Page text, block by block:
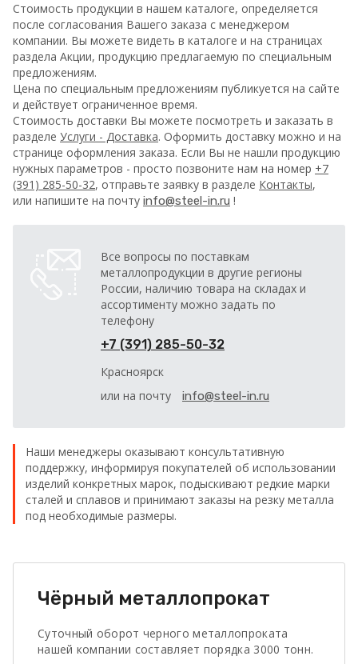
Стоимость продукции в нашем каталоге, определяется
после согласования Вашего заказа с менеджером
компании. Вы можете видеть в каталоге и на страницах
раздела Акции, продукцию предлагаемую по специальным
предложениям.
Цена по специальным предложениям публикуется на сайте
и действует ограниченное время.
Стоимость доставки Вы можете посмотреть и заказать в
разделе Услуги - Доставка. Оформить доставку можно и на
странице оформления заказа. Если Вы не нашли продукцию
нужных параметров - просто позвоните нам на номер +7
(391) 285-50-32, отправьте заявку в разделе Контакты,
или напишите на почту info@steel-in.ru !
Все вопросы по поставкам
металлопродукции в другие регионы
России, наличию товара на складах и
ассортименту можно задать по
телефону
+7 (391) 285-50-32
Красноярск
или на почту
info@steel-in.ru
Наши менеджеры оказывают консультативную
поддержку, информируя покупателей об использовании
изделий конкретных марок, подыскивают редкие марки
сталей и сплавов и принимают заказы на резку металла
под необходимые размеры.
Чёрный металлопрокат
Суточный оборот черного металлопроката
нашей компании составляет порядка 3000 тонн.